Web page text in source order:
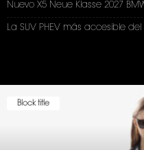
Nuevo X5 Neue Klasse 2027
La SUV PHEV más accesible del
Block title